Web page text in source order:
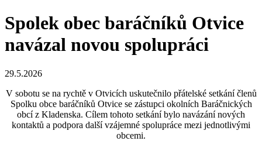
Spolek obec baráčníků Otvice
navázal novou spolupráci
29.5.2026
V sobotu se na rychtě v Otvicích uskutečnilo přátelské setkání členů
Spolku obce baráčníků Otvice se zástupci okolních Baráčnických
obcí z Kladenska. Cílem tohoto setkání bylo navázání nových
kontaktů a podpora další vzájemné spolupráce mezi jednotlivými
obcemi.